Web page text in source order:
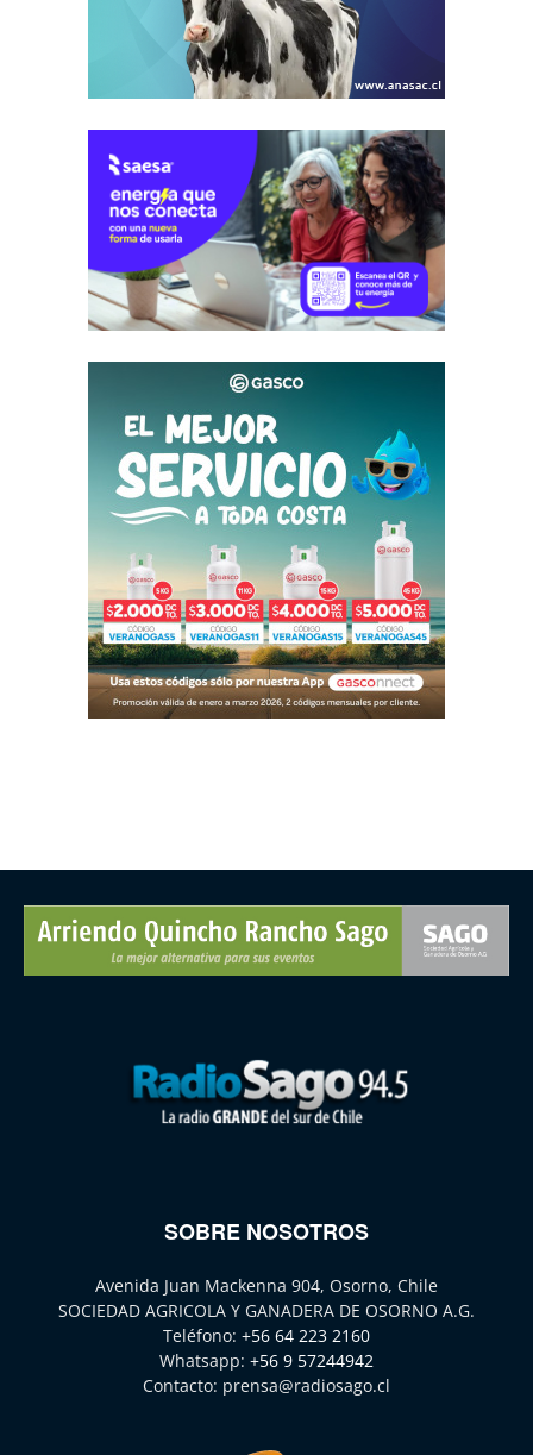
SOBRE NOSOTROS
Avenida Juan Mackenna 904, Osorno, Chile
SOCIEDAD AGRICOLA Y GANADERA DE OSORNO A.G.
Teléfono: +56 64 223 2160
Whatsapp: +56 9 57244942
Contacto: prensa@radiosago.cl